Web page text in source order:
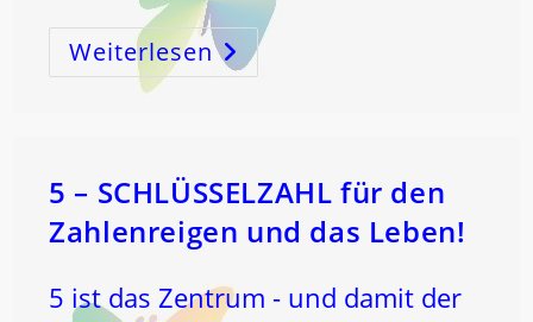
WeiterlesenHILFE
Ist
IMMER
DIR!
…
5 – SCHLÜSSELZAHL für den
Zahlenreigen und das Leben!
5 ist das Zentrum - und damit der